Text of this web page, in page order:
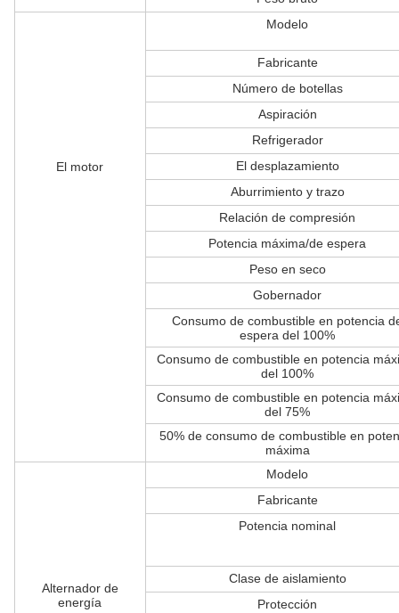
El motor
Modelo
Fabricante
Número de botellas
Aspiración
Refrigerador
El desplazamiento
Aburrimiento y trazo
Relación de compresión
Potencia máxima/de espera
Peso en seco
Gobernador
Consumo de combustible en potencia
espera del 100%
Consumo de combustible en potencia
del 100%
Consumo de combustible en potencia
del 75%
50% de consumo de combustible en
máxima
Alternador de
energía
Modelo
Fabricante
Potencia nominal
Clase de aislamiento
Protección